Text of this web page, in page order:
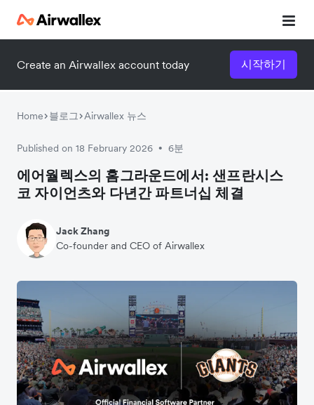
Create an Airwallex account today 시작하기
Home 블로그 Airwallex 뉴스
Published on 18 February 2026 • 6분
에어월렉스의 홈그라운드에서: 샌프란시스
코 자이언츠와 다년간 파트너십 체결
Jack Zhang
Co-founder and CEO of Airwallex